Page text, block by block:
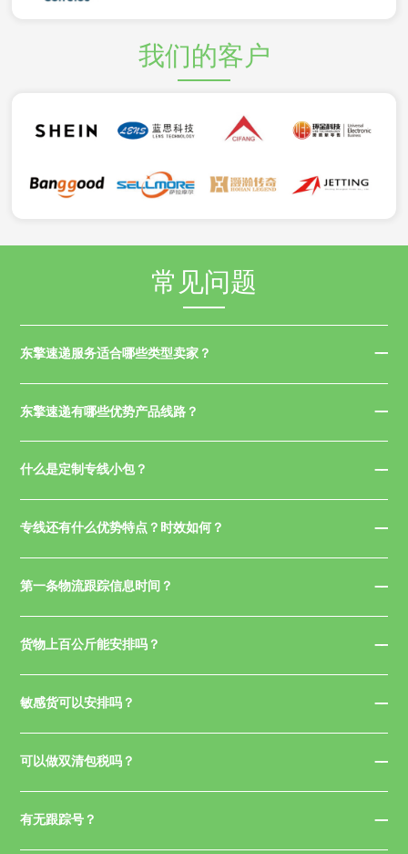
我们的客户
常见问题
东擎速递服务适合哪些类型卖家？
东擎速递有哪些优势产品线路？
什么是定制专线小包？
专线还有什么优势特点？时效如何？
第一条物流跟踪信息时间？
货物上百公斤能安排吗？
敏感货可以安排吗？
可以做双清包税吗？
有无跟踪号？